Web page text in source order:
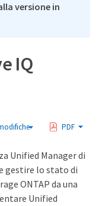
versione in
IQ
PDF
Unified Manager di
gestire lo stato di
ONTAP da una
Unified